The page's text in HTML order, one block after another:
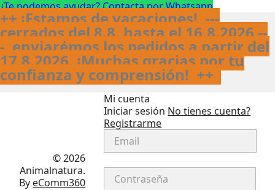
¿Te podemos ayudar? Contacta por Whatsapp
++ ¡Estamos de vacaciones! ---
cerrados del 8.8. hasta el 16.8.2026 --
- enviarémos los pedidos a partir del
17.8.2026. ¡Muchas gracias por tu
confianza y comprensión! ++
FacebookInstagram
© 2026
Animalnatura.
By eComm360
Mi cuenta
Iniciar sesión No tienes cuenta?
Registrarme